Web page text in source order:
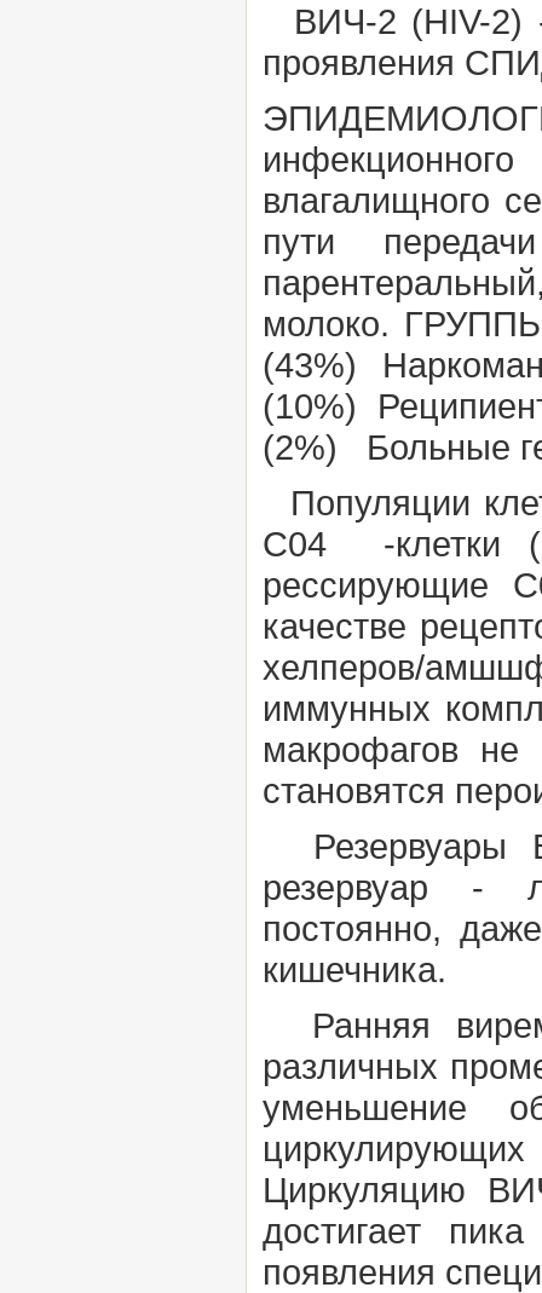
ВИЧ-2 (HIV-2)
проявления
влагалищного
пути
молоко.
(43%)
(10%)
(2%) Больные
Популяции
С04 -клетки
рессирующие
качестве
хелперов/
иммунных
макрофагов не
становятся
Резервуары
резервуар -
постоянно,
кишечника.
Ранняя
различных
уменьшение
Циркуляцию
достигает
появления